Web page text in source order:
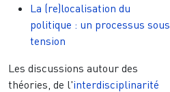
La (re)localisation du
politique : un processus sous
tension
Les discussions autour des
théories, de l'interdisciplinarité